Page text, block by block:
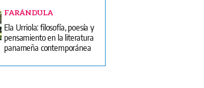
FARÁNDULA
Ela Urriola: filosofía, poesía y
pensamiento en la literatura
panameña contemporánea